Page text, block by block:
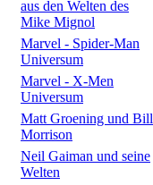
aus den Welten des
Mike Mignol
Marvel - Spider-Man
Universum
Marvel - X-Men
Universum
Matt Groening und Bill
Morrison
Neil Gaiman und seine
Welten